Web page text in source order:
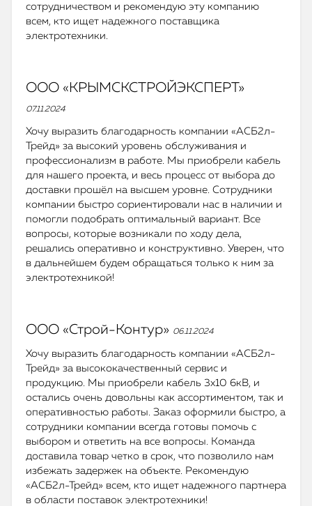
сотрудничеством и рекомендую эту компанию
всем, кто ищет надежного поставщика
электротехники.
ООО «КРЫМСКСТРОЙЭКСПЕРТ»
07.11.2024
Хочу выразить благодарность компании «АСБ2л-
Трейд» за высокий уровень обслуживания и
профессионализм в работе. Мы приобрели кабель
для нашего проекта, и весь процесс от выбора до
доставки прошёл на высшем уровне. Сотрудники
компании быстро сориентировали нас в наличии и
помогли подобрать оптимальный вариант. Все
вопросы, которые возникали по ходу дела,
решались оперативно и конструктивно. Уверен, что
в дальнейшем будем обращаться только к ним за
электротехникой!
ООО «Строй-Контур» 06.11.2024
Хочу выразить благодарность компании «АСБ2л-
Трейд» за высококачественный сервис и
продукцию. Мы приобрели кабель 3х10 6кВ, и
остались очень довольны как ассортиментом, так и
оперативностью работы. Заказ оформили быстро, а
сотрудники компании всегда готовы помочь с
выбором и ответить на все вопросы. Команда
доставила товар четко в срок, что позволило нам
избежать задержек на объекте. Рекомендую
«АСБ2л-Трейд» всем, кто ищет надежного партнера
в области поставок электротехники!